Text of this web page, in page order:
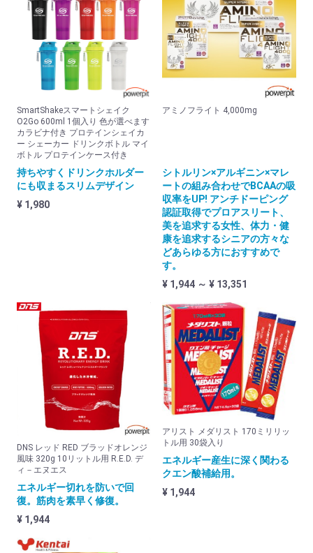
SmartShakeスマートシェイク
O2Go 600ml 1個入り 色が選べます
カラビナ付き プロテインシェイカ
ー シェーカー ドリンクボトル マイ
ボトル プロテインケース付き
持ちやすくドリンクホルダー
にも収まるスリムデザイン
¥ 1,980
アミノフライト 4,000mg
シトルリン×アルギニン×マレ
ートの組み合わせでBCAAの吸
収率をUP! アンチドーピング
認証取得でプロアスリート、
美を追求する女性、体力・健
康を追求するシニアの方々な
どあらゆる方におすすめで
す。
¥ 1,944 ～ ¥ 13,351
DNS レッド RED ブラッドオレンジ
風味 320g 10リットル用 R.E.D. デ
ィ－エヌエス
エネルギー切れを防いで回
復。筋肉を素早く修復。
¥ 1,944
アリスト メダリスト 170ミリリッ
トル用 30袋入り
エネルギー産生に深く関わる
クエン酸補給用。
¥ 1,944
その他
お得な商品
新規会員登録
お気に入り
ログイン